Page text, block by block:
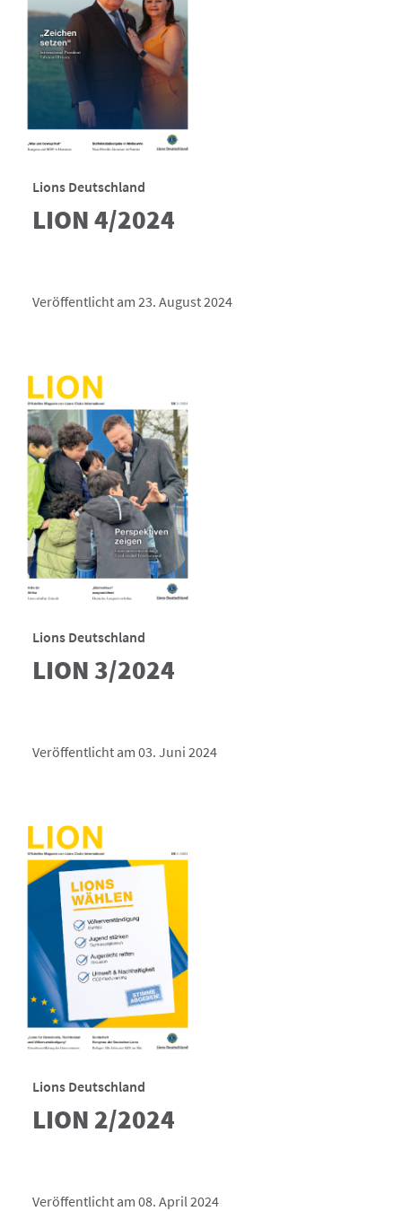
Lions Deutschland
LION 4/2024
Veröffentlicht am 23. August 2024
Lions Deutschland
LION 3/2024
Veröffentlicht am 03. Juni 2024
Lions Deutschland
LION 2/2024
Veröffentlicht am 08. April 2024